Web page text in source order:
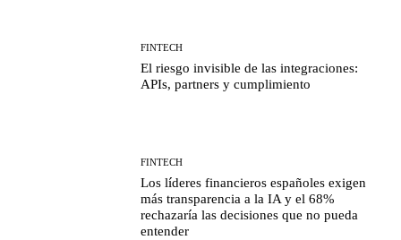
FINTECH
El riesgo invisible de las integraciones:
APIs, partners y cumplimiento
FINTECH
Los líderes financieros españoles exigen
más transparencia a la IA y el 68%
rechazaría las decisiones que no pueda
entender